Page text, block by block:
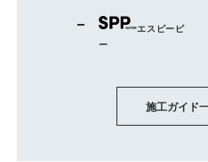
エスピーピ
ー
施工ガイド